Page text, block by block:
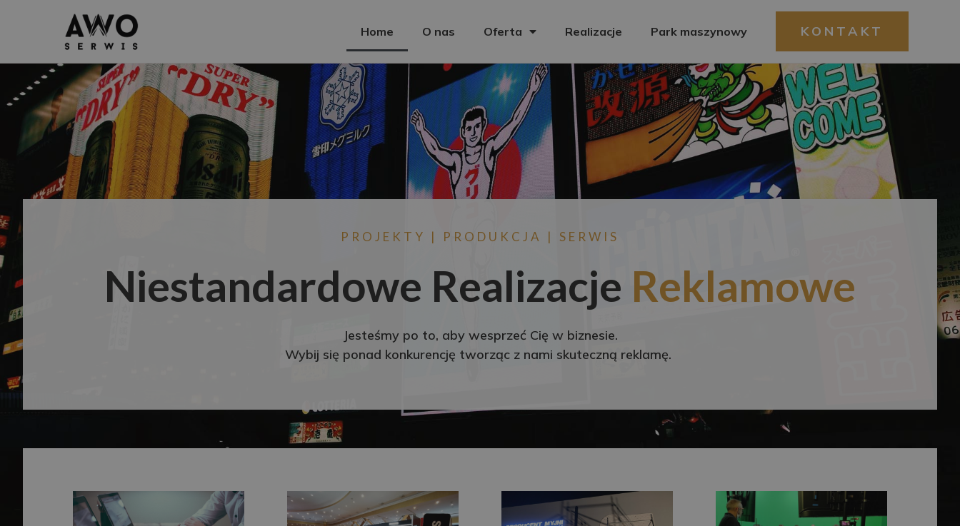
Home O nas Oferta Realizacje Park maszynowy KONTAKT
PROJEKTY | PRODUKCJA | SERWIS
Niestandardowe Realizacje Reklamowe
Jesteśmy po to, aby wesprzeć Cię w biznesie.
Wybij się ponad konkurencję tworząc z nami skuteczną reklamę.